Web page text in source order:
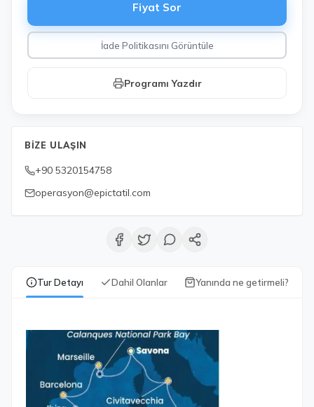
Tur Detayı Dahil Olanlar Yanında ne getirmeli?
Fiyat Sor
İade Politikasını Görüntüle
Programı Yazdır
BIZE ULAŞIN
+90 5320154758
operasyon@epictatil.com